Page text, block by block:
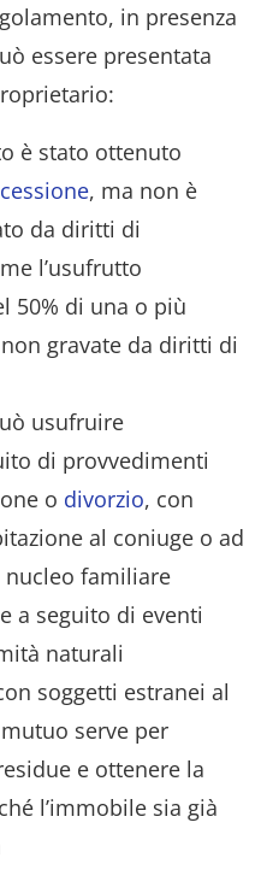
in presenza
essere presentata
è stato ottenuto
, ma non è
da diritti di
l’usufrutto
50% di una o più
gravate da diritti di
usufruire
di provvedimenti
o divorzio, con
al coniuge o ad
familiare
a seguito di eventi
naturali
soggetti estranei al
serve per
e ottenere la
l’immobile sia già